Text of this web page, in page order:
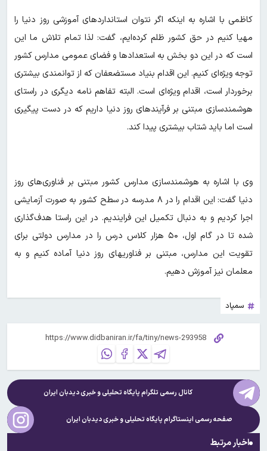
کاظمی با اشاره به اینکه اگر نتوان استانداردهای آموزشی روز دنیا را
مهیا کنیم در حق کشور ظلم کرده‌ایم، گفت: لذا تمام تلاش ما این
است که در این دو بخش به استعدادها و فضای عمومی مدارس کشور
توجه ویژه‌ای کنیم. این اقدام بنیاد مستضعفان که از توانمندی بیشتری
برخوردار است، اقدام ویژه‌ای است. البته تفاهم نامه دیگری در راستای
هوشمندسازی مبتنی بر فرآیندهای روز دنیا داریم که در دست پیگیری
است اما باید شتاب بیشتری پیدا کند.
وی با اشاره به هوشمندسازی مدارس کشور مبتنی بر فناوری‌های روز
دنیا گفت: این اقدام را در ۸ مدرسه در سطح کشور به صورت آزمایشی
اجرا کردیم و به دنبال تکمیل این فرایندیم. در این راستا هدف‌گذاری
شده تا در گام اول، ۵۰ هزار کلاس درس را در مدارس دولتی برای
تقویت این مدارس، مبتنی بر فناوریهای روز دنیا آماده کنیم و به
معلمان نیز آموزش دهیم.
سمپاد
کانال رسمی تلگرام پایگاه تحلیلی و خبریدیدبان ایران
صفحه رسمی اینستاگرام پایگاه تحلیلی و خبریدیدبان ایران
اخبار مرتبط